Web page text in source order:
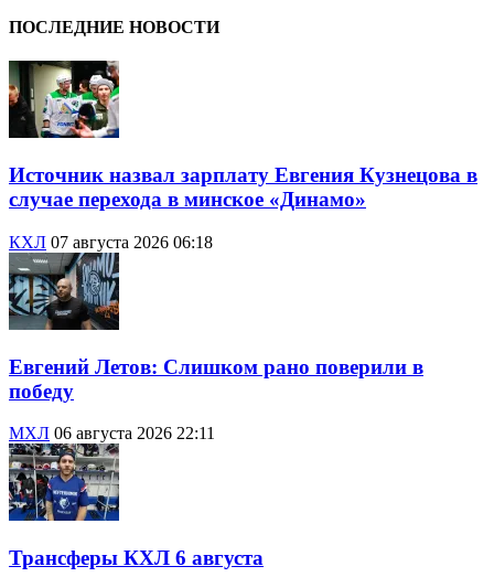
ПОСЛЕДНИЕ НОВОСТИ
Источник назвал зарплату Евгения Кузнецова в
случае перехода в минское «Динамо»
КХЛ 07 августа 2026 06:18
Евгений Летов: Слишком рано поверили в
победу
МХЛ 06 августа 2026 22:11
Трансферы КХЛ 6 августа